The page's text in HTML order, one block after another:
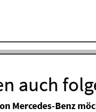
auch
Mercedes-Benz